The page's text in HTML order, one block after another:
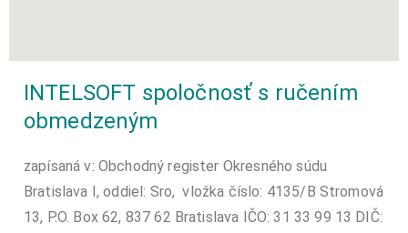
INTELSOFT spoločnosť s ručením
obmedzeným
zapísaná v: Obchodný register Okresného súdu
Bratislava I, oddiel: Sro, vložka číslo: 4135/B Stromová
13, P.O. Box 62, 837 62 Bratislava IČO: 31 33 99 13 DIČ: